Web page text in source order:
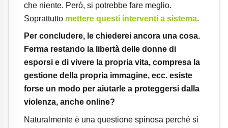
che niente. Però, si potrebbe fare meglio.
Soprattutto mettere questi interventi a sistema.
Per concludere, le chiederei ancora una cosa.
Ferma restando la libertà delle donne di
esporsi e di vivere la propria vita, compresa la
gestione della propria immagine, ecc. esiste
forse un modo per aiutarle a proteggersi dalla
violenza, anche online?
Naturalmente è una questione spinosa perché si